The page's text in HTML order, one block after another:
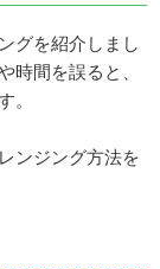
グを紹介しまし
時間を誤ると、
。
ンジング方法を